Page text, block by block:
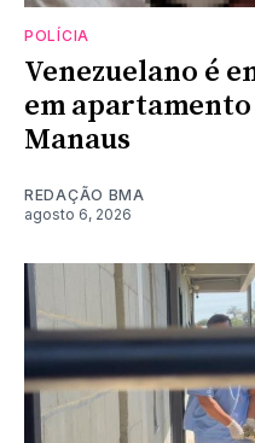
POLÍCIA
Venezuelano é
em
Manaus
REDAÇÃO BMA
agosto 6, 2026